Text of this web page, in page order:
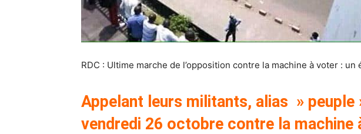
RDC : Ultime marche de l’opposition contre la machine à voter : un
Appelant leurs militants, alias » peuple
vendredi 26 octobre contre la machine